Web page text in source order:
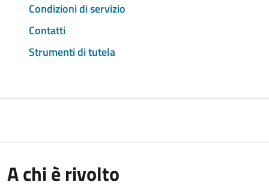
Condizioni di servizio
Contatti
Strumenti di tutela
A chi è rivolto